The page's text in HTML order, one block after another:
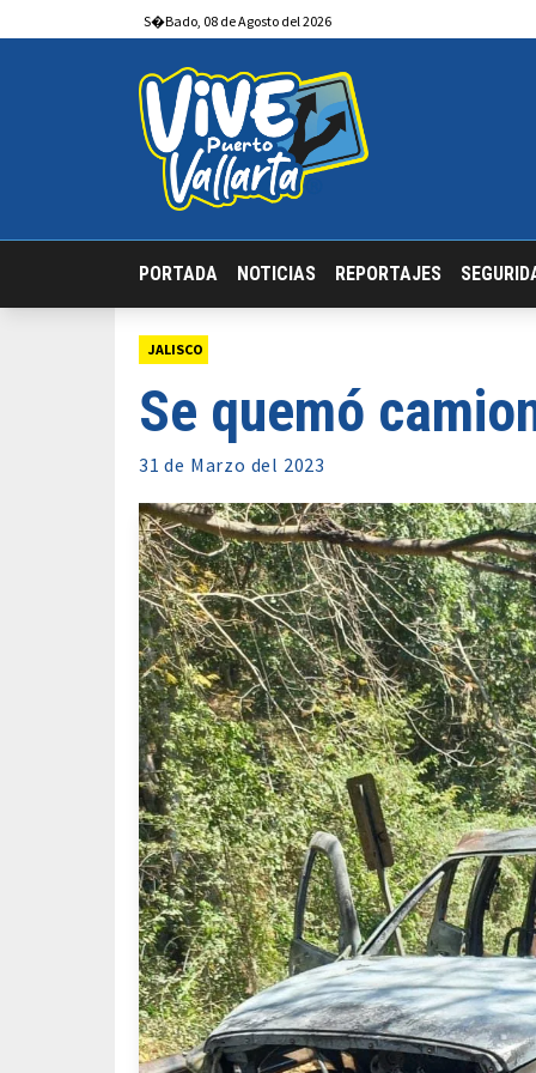
S�bado, 08 deAgosto del 2026
PORTADA NOTICIAS REPORTAJES
JALISCO
Se quemó
31 de Marzo del 2023